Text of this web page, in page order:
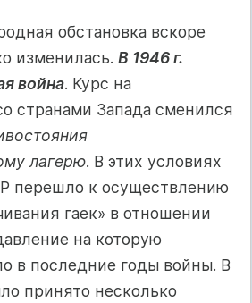
обстановка вскоре
изменилась. В 1946 г.
война. Курс на
странами Запада сменился
лагерю. В этих условиях
перешло к осуществлению
гаек» в отношении
на которую
в последние годы войны. В
принято несколько